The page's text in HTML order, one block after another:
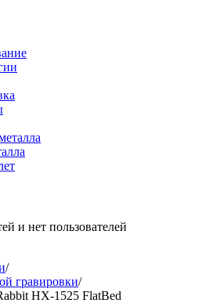
и нет пользователей
/
гравировки/
НХ-1525 FlatBed